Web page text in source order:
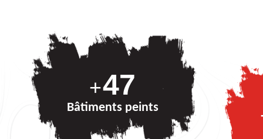
+69
Bâtiments peints